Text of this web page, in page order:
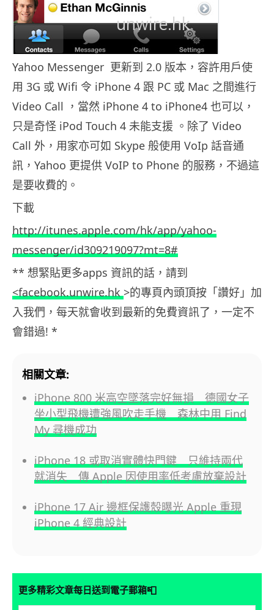
Yahoo Messenger 更新到 2.0 版本，容許用戶使
用 3G 或 Wifi 令 iPhone 4 跟 PC 或 Mac 之間進行
Video Call ，當然 iPhone 4 to iPhone4 也可以，
只是奇怪 iPod Touch 4 未能支援 。除了 Video
Call 外，用家亦可如 Skype 般使用 VoIp 話音通
訊，Yahoo 更提供 VoIP to Phone 的服務，不過這
是要收費的。
下載
http://itunes.apple.com/hk/app/yahoo-
messenger/id309219097?mt=8#
** 想緊貼更多apps 資訊的話，請到
<facebook.unwire.hk>的專頁內頭頂按「讚好」加
入我們，每天就會收到最新的免費資訊了，一定不
會錯過! *
相關文章:
iPhone 800 米高空墜落完好無損 德國女子
坐小型飛機遭強風吹走手機 森林中用 Find
My 尋機成功
iPhone 18 或取消實體快門鍵 只維持兩代
就消失 傳 Apple 因使用率低考慮放棄設計
iPhone 17 Air 邊框保護殼曝光 Apple 重現
iPhone 4 經典設計
更多精彩文章每日送到電子郵箱📮